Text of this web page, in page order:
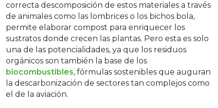
correcta descomposición de estos materiales a través
de animales como las lombrices o los bichos bola,
permite elaborar compost para enriquecer los
sustratos donde crecen las plantas. Pero esta es solo
una de las potencialidades, ya que los residuos
orgánicos son también la base de los
biocombustibles, fórmulas sostenibles que auguran
la descarbonización de sectores tan complejos como
el de la aviación.